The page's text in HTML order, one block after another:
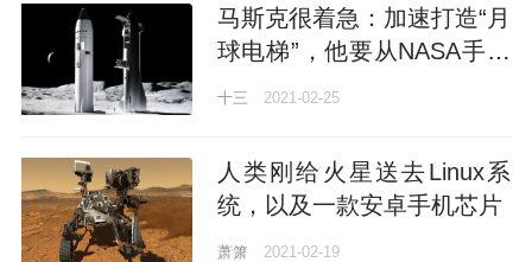
马斯克很着急：加速打造“月
球电梯”，他要从NASA手中
抢到这一单
十三 2021-02-25
人类刚给火星送去Linux系
统，以及一款安卓手机芯片
萧箫 2021-02-19